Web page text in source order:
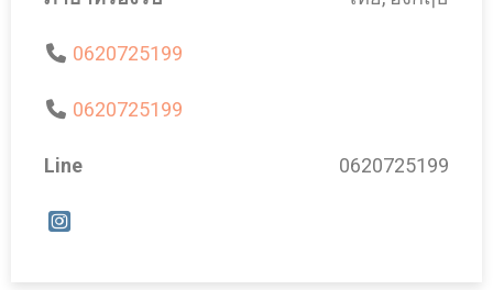
0620725199
0620725199
Line 0620725199